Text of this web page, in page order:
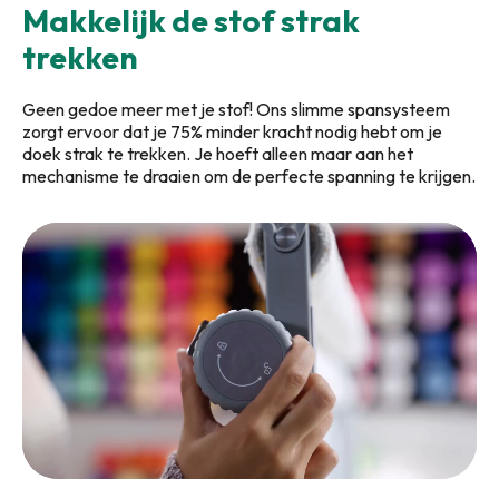
Makkelijk de stof strak
trekken
Geen gedoe meer met je stof! Ons slimme spansysteem
zorgt ervoor dat je 75% minder kracht nodig hebt om je
doek strak te trekken. Je hoeft alleen maar aan het
mechanisme te draaien om de perfecte spanning te krijgen.